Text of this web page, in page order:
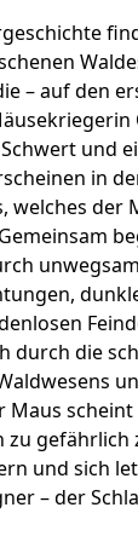
– auf den
und
in
welches der
durch die
scheint
gefährlich
und sich
– der